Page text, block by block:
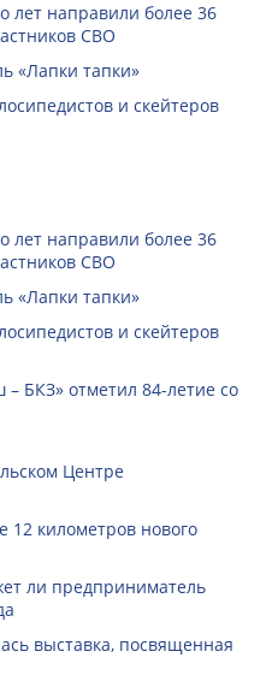
лет направили более 36
СВО
«Лапки тапки»
и скейтеров
лет направили более 36
СВО
«Лапки тапки»
и скейтеров
БКЗ» отметил 84-летие со
Центре
12 километров нового
ли предприниматель
выставка, посвященная